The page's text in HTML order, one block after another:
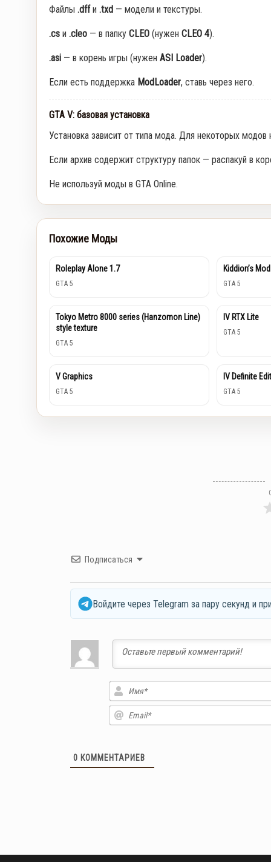
Файлы .dffи .txd — модели и текстуры.
.cs и .cleo — в папку CLEO (нужен CLEO 4).
.asi — в корень игры (нужен ASI Loader).
Если есть поддержка ModLoader, ставь через него.
GTA V: базовая установка
Установка зависит от типа мода. Для некоторых
Если архив содержит структуру папок — распакуй в
Не используй моды в GTA Online.
Похожие Моды
Roleplay Alone 1.7
GTA 5
Kiddion’s Mod
GTA 5
Tokyo Metro 8000 series (Hanzomon Line)
style texture
GTA 5
IV RTX Lite
GTA 5
V Graphics
GTA 5
IV Definite
GTA 5
Подписаться
Войдите через Telegram за пару секунд и
0 КОММЕНТАРИЕВ